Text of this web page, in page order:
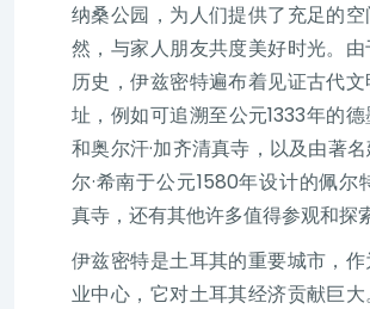
纳桑公园，为人们提供了充足的
然，与家人朋友共度美好时光。
历史，伊兹密特遍布着见证古代
址，例如可追溯至公元1333年的
和奥尔汗·加齐清真寺，以及由著
尔·希南于公元1580年设计的佩尔
真寺，还有其他许多值得参观和探
伊兹密特是土耳其的重要城市，
业中心，它对土耳其经济贡献巨